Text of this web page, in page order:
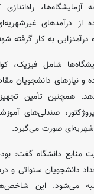
از درآمدهای
درآمدزایی به کار گرفته
شامل فیزیک،
نیازهای دانشجویان
همچنین تأمین
صندلی‌های
صورت می‌گیرد.
منابع دانشگاه گفت:
دانشجویان سنواتی و
می‌شود. این